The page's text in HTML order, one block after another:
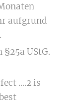
aufgrund
UStG.
....2 is